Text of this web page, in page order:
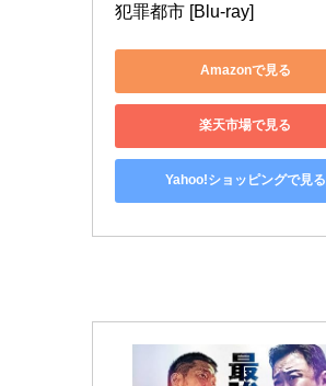
犯罪都市 [Blu-ray]
Amazonで見る
楽天市場で見る
Yahoo!ショッピングで見る